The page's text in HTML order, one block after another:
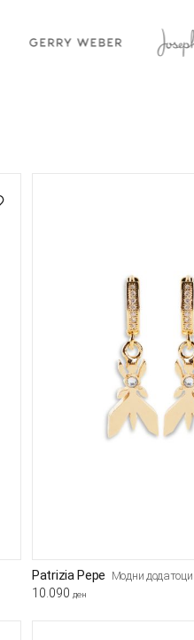
Patrizia Pepe Модни додатоци
10.090 ден